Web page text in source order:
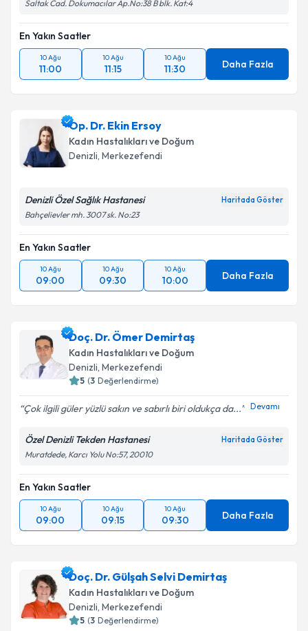
Saltak Cad. Dokumacılar Ap.No:38 B blk. Kat:4
En Yakın Saatler
10 Ağu
11:00
10 Ağu
11:15
10 Ağu
11:30 Daha Fazla
Op. Dr. Ekin Ersoy
Kadın Hastalıkları ve Doğum
Denizli, Merkezefendi
Denizli Özel Sağlık Hastanesi Haritada Göster
Bahçelievler mh. 3007 sk. No:23
En Yakın Saatler
10 Ağu
09:00
10 Ağu
09:30
10 Ağu
10:00 Daha Fazla
Doç. Dr. Ömer Demirtaş
Kadın Hastalıkları ve Doğum
Denizli, Merkezefendi
5 (3 Değerlendirme)
Çok ilgili güler yüzlü sakın ve sabırlı biri oldukça da... Devamı
Özel Denizli Tekden Hastanesi Haritada Göster
Muratdede, Karcı Yolu No:57, 20010
En Yakın Saatler
10 Ağu
09:00
10 Ağu
09:15
10 Ağu
09:30 Daha Fazla
Doç. Dr. Gülşah Selvi Demirtaş
Kadın Hastalıkları ve Doğum
Denizli, Merkezefendi
5 (3 Değerlendirme)